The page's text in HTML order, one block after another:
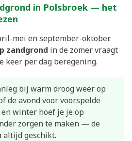
in Polsbroek — het
mei en september-oktober.
zandgrond in de zomer vraagt
keer per dag beregening.
bij warm droog weer op
de avond voor voorspelde
winter hoef je je op
zorgen te maken — de
altijd geschikt.